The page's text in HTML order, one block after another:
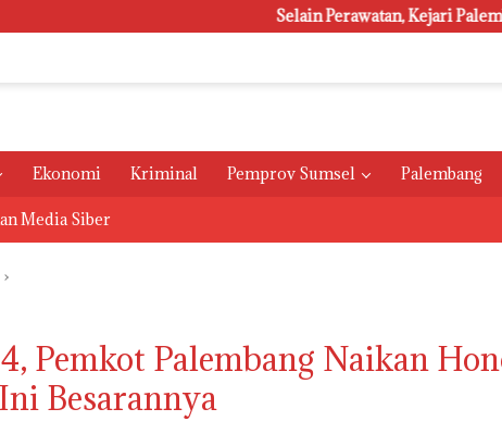
Selain Perawatan, Kejari Palembang
Ekonomi Kriminal Pemprov Sumsel Palembang
Media Siber
Pemkot Palembang Naikan
Besarannya